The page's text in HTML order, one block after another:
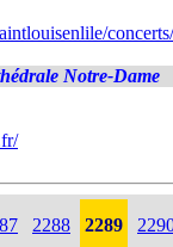
Notre-Dame
2288 2289